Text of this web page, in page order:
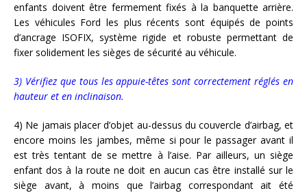
enfants doivent être fermement fixés à la banquette arrière.
Les véhicules Ford les plus récents sont équipés de points
d’ancrage ISOFIX, système rigide et robuste permettant de
fixer solidement les sièges de sécurité au véhicule.
3) Vérifiez que tous les appuie-têtes sont correctement réglés en
hauteur et en inclinaison.
4) Ne jamais placer d’objet au-dessus du couvercle d’airbag, et
encore moins les jambes, même si pour le passager avant il
est très tentant de se mettre à l’aise. Par ailleurs, un siège
enfant dos à la route ne doit en aucun cas être installé sur le
siège avant, à moins que l’airbag correspondant ait été